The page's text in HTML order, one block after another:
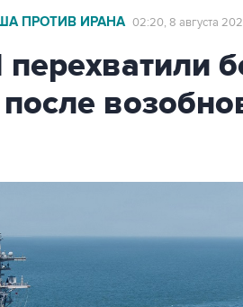
ПРОТИВ ИРАНА 02:20, 8 августа